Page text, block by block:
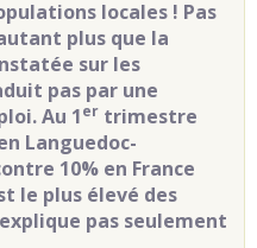
locales ! Pas
plus que la
sur les
pas par une
Au 1er trimestre
Languedoc-
10% en France
le plus élevé des
pas seulement